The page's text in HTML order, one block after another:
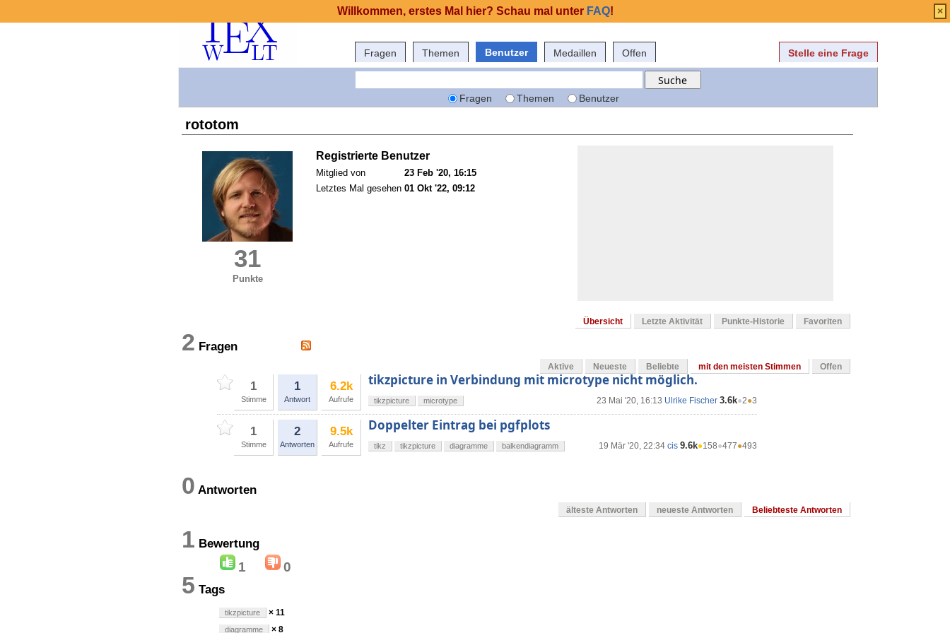
Fragen Themen Benutzer Medaillen Offen Stelle eine Frage
Fragen Themen Benutzer
rototom
31
Punkte
Registrierte Benutzer
Mitglied von
23 Feb '20, 16:15
Letztes Mal gesehen 01 Okt '22, 09:12
Übersicht Letzte Aktivität Punkte-Historie Favoriten
2 Fragen
Aktive Neueste Beliebte mit den meisten Stimmen Offen
1
Stimme
1
Antwort
6.2k
Aufrufe
tikzpicture in Verbindung mit microtype nicht möglich.
23 Mai '20, 16:13 Ulrike Fischer 3.6k●2●3
tikzpicture microtype
1
Stimme
2
Antworten
9.5k
Aufrufe
Doppelter Eintrag bei pgfplots
19 Mär '20, 22:34 cis 9.6k●158●477●493
tikz tikzpicture diagramme balkendiagramm
0 Antworten
älteste Antworten neueste Antworten Beliebteste Antworten
1 Bewertung
1 0
5 Tags
tikzpicture × 11
diagramme × 8
Willkommen, erstes Mal hier? Schau mal unter FAQ! ×